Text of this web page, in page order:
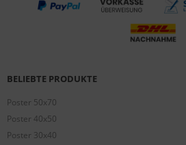
BELIEBTE PRODUKTE
Poster 50x70
Poster 40x50
Poster 30x40